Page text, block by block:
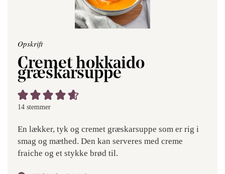
Opskrift
Cremet hokkaido
græskarsuppe
14 stemmer
En lækker, tyk og cremet græskarsuppe som er rig i
smag og mæthed. Den kan serveres med creme
fraiche og et stykke brød til.